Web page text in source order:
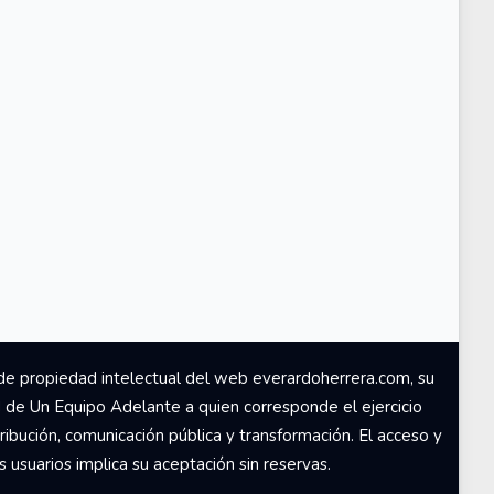
propiedad intelectual del web everardoherrera.com, su
Un Equipo Adelante a quien corresponde el ejercicio
comunicación pública y transformación. El acceso y
implica su aceptación sin reservas.